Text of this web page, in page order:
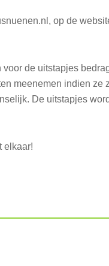
op de
de uitstapjes
meenemen indien ze
De uitstapjes
elkaar!